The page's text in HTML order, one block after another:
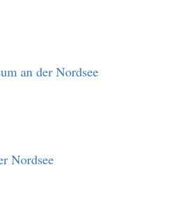
an der Nordsee
Nordsee